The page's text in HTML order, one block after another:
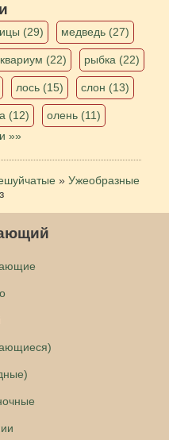
(29) медведь (27)
(22) рыбка (22)
лось (15) слон (13)
(12)
олень (11)
»»
» Ужеобразные